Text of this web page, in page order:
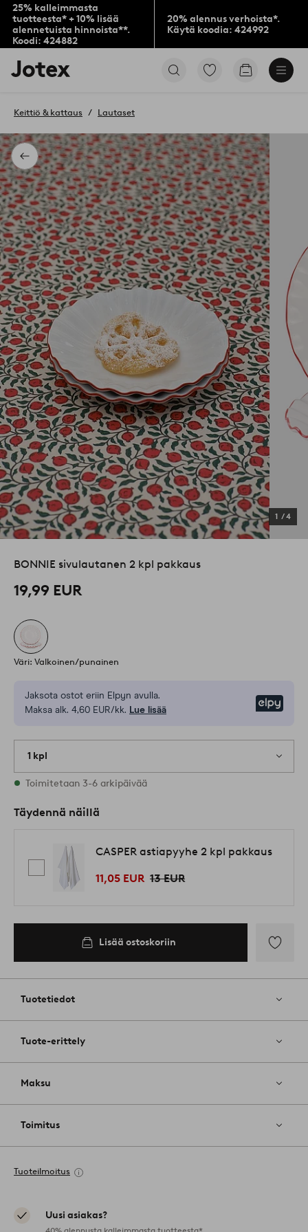
25% kalleimmasta
tuotteesta* + 10% lisää
alennetuista hinnoista**.
Koodi: 424882
20% alennus verhoista*.
Käytä koodia: 424992
Jotex-
logo
aloitussivulle
Siirry
Siirry
Takaisin
Keittiö & kattaus Lautaset
1 /4
BONNIE sivulautanen 2 kpl pakkaus
19,99 EUR
Väri: Valkoinen/punainen
Jaksota ostot eriin Elpyn avulla.
Maksa alk. 4,60 EUR/kk. Lue lisää
1 kpl
Varastossa
Toimitetaan 3-6 arkipäivää
Täydennä näillä
CASPER astiapyyhe 2 kpl pakkaus
11,05 EUR 13 EUR
Lisää ostoskoriin
Tuotetiedot
Tuote-erittely
Maksu
Toimitus
Tuoteilmoitus
Uusi asiakas?